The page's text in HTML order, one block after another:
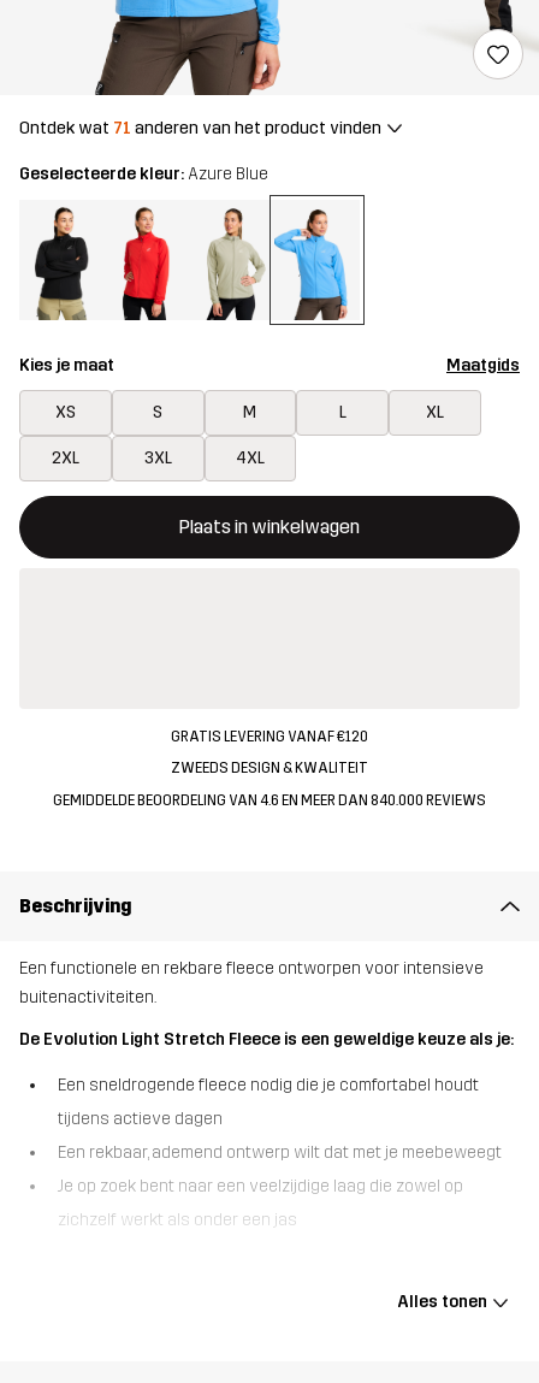
Ontdek wat 71 anderen van het product vinden
Geselecteerde kleur: Azure Blue
Kies je maat Maatgids
XS S M L XL
2XL 3XL 4XL
Plaats in winkelwagen
Deze knop opent een modal met de bevestiging van een
{{size}} niet beschikbaar
GRATIS LEVERING VANAF €120
ZWEEDS DESIGN & KWALITEIT
GEMIDDELDE BEOORDELING VAN 4.6 EN MEER DAN 840.000 REVIEWS
Beschrijving
Een functionele en rekbare fleece ontworpen voor intensieve
buitenactiviteiten.
De Evolution Light Stretch Fleece is een geweldige keuze als je:
Een sneldrogende fleece nodig die je comfortabel houdt
tijdens actieve dagen
Een rekbaar, ademend ontwerp wilt dat met je meebeweegt
Je op zoek bent naar een veelzijdige laag die zowel op
zichzelf werkt als onder een jas
comfort en is perfect voor buitensporters die flexibiliteit, ademend
Alles tonen